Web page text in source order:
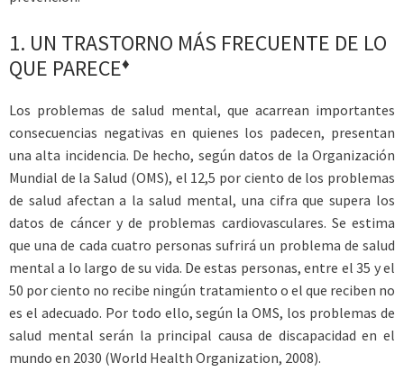
1. UN TRASTORNO MÁS FRECUENTE DE LO
QUE PARECE♦
Los problemas de salud mental, que acarrean importantes
consecuencias negativas en quienes los padecen, presentan
una alta incidencia. De hecho, según datos de la Organización
Mundial de la Salud (OMS), el 12,5 por ciento de los problemas
de salud afectan a la salud mental, una cifra que supera los
datos de cáncer y de problemas cardiovasculares. Se estima
que una de cada cuatro personas sufrirá un problema de salud
mental a lo largo de su vida. De estas personas, entre el 35 y el
50 por ciento no recibe ningún tratamiento o el que reciben no
es el adecuado. Por todo ello, según la OMS, los problemas de
salud mental serán la principal causa de discapacidad en el
mundo en 2030 (World Health Organization, 2008).